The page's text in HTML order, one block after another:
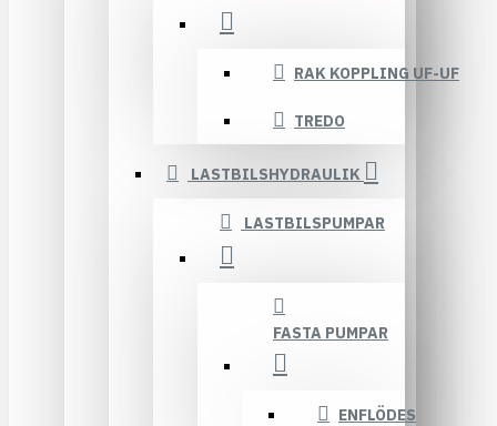
RAK KOPPLING UF-UF
TREDO
LASTBILSHYDRAULIK
LASTBILSPUMPAR
FASTA PUMPAR
ENFLÖDES